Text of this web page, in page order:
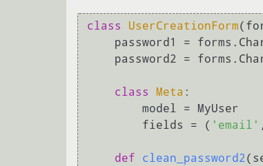
class UserCreationForm
password1 =
password2 =
class Meta :
        fields = (
'email'
def clean_password2(